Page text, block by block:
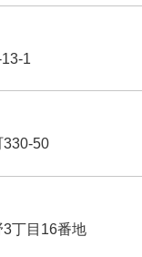
1
50
丁目16番地